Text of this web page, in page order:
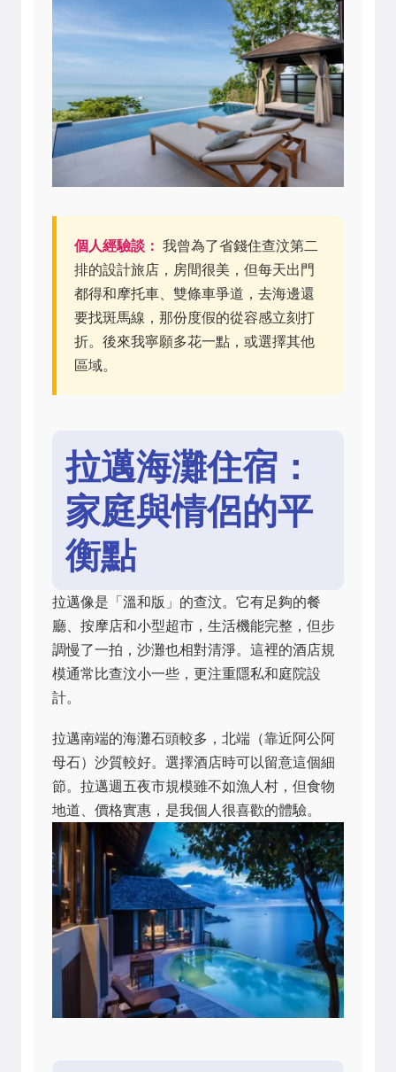
個人經驗談： 我曾為了省錢住查汶第二
排的設計旅店，房間很美，但每天出門
都得和摩托車、雙條車爭道，去海邊還
要找斑馬線，那份度假的從容感立刻打
折。後來我寧願多花一點，或選擇其他
區域。
拉邁海灘住宿：
家庭與情侶的平
衡點
拉邁像是「溫和版」的查汶。它有足夠的餐
廳、按摩店和小型超市，生活機能完整，但步
調慢了一拍，沙灘也相對清淨。這裡的酒店規
模通常比查汶小一些，更注重隱私和庭院設
計。
拉邁南端的海灘石頭較多，北端（靠近阿公阿
母石）沙質較好。選擇酒店時可以留意這個細
節。拉邁週五夜市規模雖不如漁人村，但食物
地道、價格實惠，是我個人很喜歡的體驗。